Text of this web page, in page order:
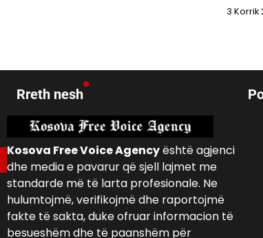
3 Korrik
Rreth nesh
Kosova Free Voice Agencyështë agjenci
dhe media e pavarur që sjell lajmet me
standarde më të larta profesionale. Ne
hulumtojmë, verifikojmë dhe raportojmë
fakte të sakta, duke ofruar informacion të
besueshëm dhe të paanshëm për